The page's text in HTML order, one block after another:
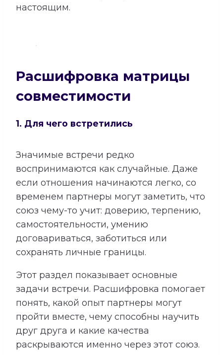
настоящим.
Расшифровка матрицы
совместимости
1. Для чего встретились
Значимые встречи редко
воспринимаются как случайные. Даже
если отношения начинаются легко, со
временем партнеры могут заметить, что
союз чему-то учит: доверию, терпению,
самостоятельности, умению
договариваться, заботиться или
сохранять личные границы.
Этот раздел показывает основные
задачи встречи. Расшифровка помогает
понять, какой опыт партнеры могут
пройти вместе, чему способны научить
друг друга и какие качества
раскрываются именно через этот союз.